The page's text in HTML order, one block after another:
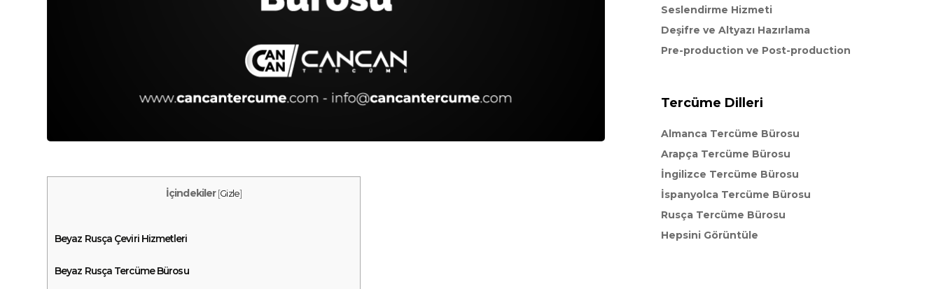
İçindekiler [Gizle]
Beyaz Rusça Çeviri Hizmetleri
Beyaz Rusça Tercüme Bürosu
Seslendirme Hizmeti
Deşifre ve Altyazı Hazırlama
Pre-production ve Post-production
Tercüme Dilleri
Almanca Tercüme Bürosu
Arapça Tercüme Bürosu
İngilizce Tercüme Bürosu
İspanyolca Tercüme Bürosu
Rusça Tercüme Bürosu
Hepsini Görüntüle